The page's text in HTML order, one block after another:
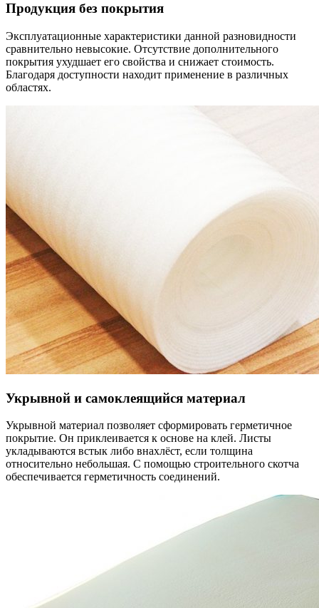
Продукция без покрытия
Эксплуатационные характеристики данной разновидности
сравнительно невысокие. Отсутствие дополнительного
покрытия ухудшает его свойства и снижает стоимость.
Благодаря доступности находит применение в различных
областях.
Укрывной и самоклеящийся материал
Укрывной материал позволяет сформировать герметичное
покрытие. Он приклеивается к основе на клей. Листы
укладываются встык либо внахлёст, если толщина
относительно небольшая. С помощью строительного скотча
обеспечивается герметичность соединений.